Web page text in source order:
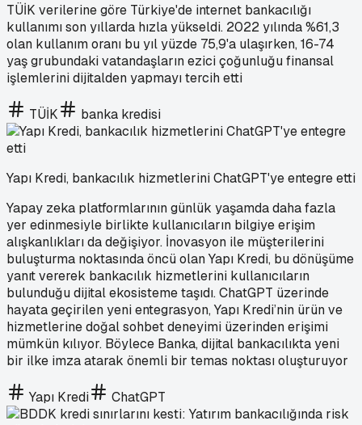
TÜİK verilerine göre Türkiye'de internet bankacılığı
kullanımı son yıllarda hızla yükseldi. 2022 yılında %61,3
olan kullanım oranı bu yıl yüzde 75,9'a ulaşırken, 16-74
yaş grubundaki vatandaşların ezici çoğunluğu finansal
işlemlerini dijitalden yapmayı tercih etti
TÜİK banka kredisi
Yapı Kredi, bankacılık hizmetlerini ChatGPT'ye entegre etti
Yapay zeka platformlarının günlük yaşamda daha fazla
yer edinmesiyle birlikte kullanıcıların bilgiye erişim
alışkanlıkları da değişiyor. İnovasyon ile müşterilerini
buluşturma noktasında öncü olan Yapı Kredi, bu dönüşüme
yanıt vererek bankacılık hizmetlerini kullanıcıların
bulunduğu dijital ekosisteme taşıdı. ChatGPT üzerinde
hayata geçirilen yeni entegrasyon, Yapı Kredi’nin ürün ve
hizmetlerine doğal sohbet deneyimi üzerinden erişimi
mümkün kılıyor. Böylece Banka, dijital bankacılıkta yeni
bir ilke imza atarak önemli bir temas noktası oluşturuyor
Yapı Kredi ChatGPT